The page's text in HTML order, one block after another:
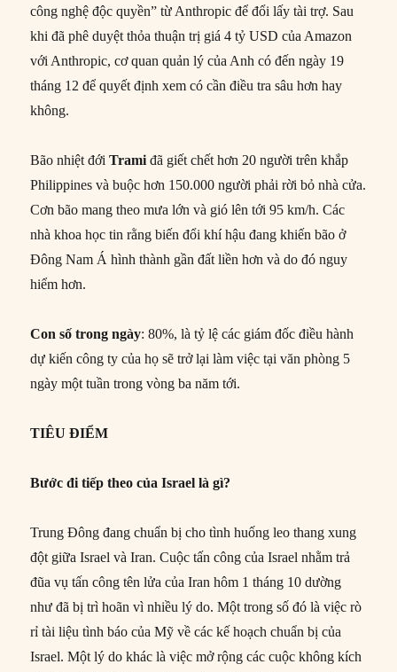
công nghệ độc quyền” từ Anthropic để đổi lấy tài trợ. Sau
khi đã phê duyệt thỏa thuận trị giá 4 tỷ USD của Amazon
với Anthropic, cơ quan quản lý của Anh có đến ngày 19
tháng 12 để quyết định xem có cần điều tra sâu hơn hay
không.
Bão nhiệt đớiTrami đã giết chết hơn 20 người trên khắp
Philippines và buộc hơn 150.000 người phải rời bỏ nhà cửa.
Cơn bão mang theo mưa lớn và gió lên tới 95 km/h. Các
nhà khoa học tin rằng biến đổi khí hậu đang khiến bão ở
Đông Nam Á hình thành gần đất liền hơn và do đó nguy
hiểm hơn.
Con số trong ngày: 80%, là tỷ lệ các giám đốc điều hành
dự kiến công ty của họ sẽ trở lại làm việc tại văn phòng 5
ngày một tuần trong vòng ba năm tới.
TIÊU ĐIỂM
Bước đi tiếp theo của Israel là gì?
Trung Đông đang chuẩn bị cho tình huống leo thang xung
đột giữa Israel và Iran. Cuộc tấn công của Israel nhằm trả
đũa vụ tấn công tên lửa của Iran hôm 1 tháng 10 dường
như đã bị trì hoãn vì nhiều lý do. Một trong số đó là việc rò
rỉ tài liệu tình báo của Mỹ về các kế hoạch chuẩn bị của
Israel. Một lý do khác là việc mở rộng các cuộc không kích